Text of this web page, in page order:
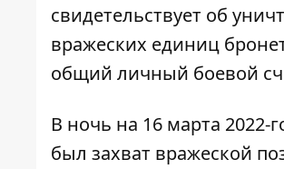
свидетельствует об
вражеских единиц
общий личный боевой
В ночь на 16 марта
был захват вражеской